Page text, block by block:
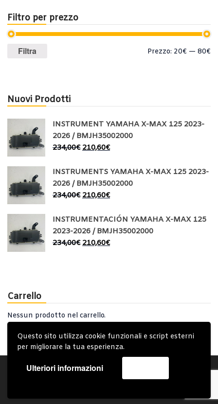
Questo sito utilizza cookie funzionali e script esterni
per migliorare la tua esperienza.
Ulteriori informazioni
Filtro per prezzo
Prezzo
Prezzo
Filtra Prezzo: 20€ — 80€
Nuovi Prodotti
INSTRUMENT YAMAHA X-MAX 125 2023-
2026 / BMJH35002000
234,00€ 210,60€
INSTRUMENTS YAMAHA X-MAX 125 2023-
2026 / BMJH35002000
234,00€ 210,60€
INSTRUMENTACIÓN YAMAHA X-MAX 125
2023-2026 / BMJH35002000
234,00€ 210,60€
Carrello
Nessun prodotto nel carrello.
Account Condizioni Generali
Spedizione e Consegna